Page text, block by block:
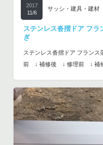
2017
11/6
サッシ・建具・建材
ステンレス沓摺ドア フラ
ぎ
ステンレス沓摺ドア フランス
前 ↓ 補修後 ↓ 修理前 ↓